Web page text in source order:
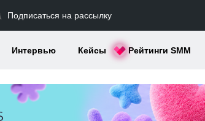
Подписаться на рассылку
Интервью Кейсы Рейтинги SMM